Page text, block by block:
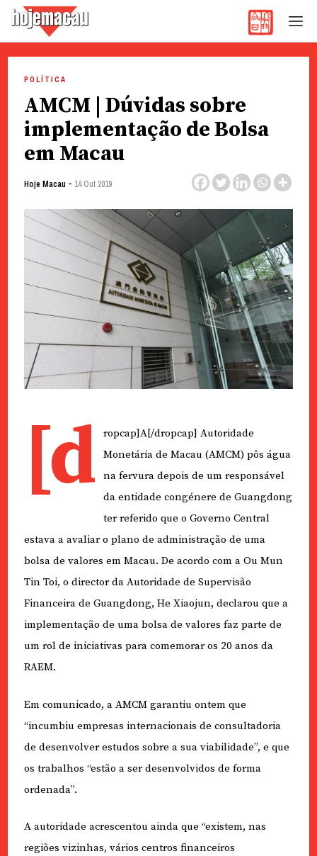
content
POLÍTICA
AMCM | Dúvidas sobre
implementação de Bolsa
em Macau
Hoje Macau - 14 Out 2019
[d
ropcap]A[/dropcap] Autoridade
Monetária de Macau (AMCM) pôs água
na fervura depois de um responsável
da entidade congénere de Guangdong
ter referido que o Governo Central
estava a avaliar o plano de administração de uma
bolsa de valores em Macau. De acordo com a Ou Mun
Tin Toi, o director da Autoridade de Supervisão
Financeira de Guangdong, He Xiaojun, declarou que a
implementação de uma bolsa de valores faz parte de
um rol de iniciativas para comemorar os 20 anos da
RAEM.
Em comunicado, a AMCM garantiu ontem que
“incumbiu empresas internacionais de consultadoria
de desenvolver estudos sobre a sua viabilidade”, e que
os trabalhos “estão a ser desenvolvidos de forma
ordenada”.
A autoridade acrescentou ainda que “existem, nas
regiões vizinhas, vários centros financeiros